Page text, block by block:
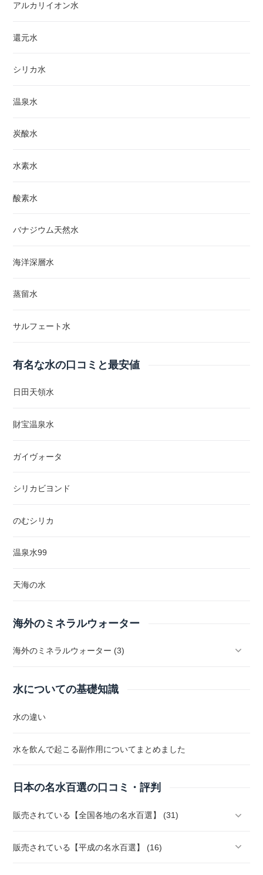
アルカリイオン水
還元水
シリカ水
温泉水
炭酸水
水素水
酸素水
バナジウム天然水
海洋深層水
蒸留水
サルフェート水
有名な水の口コミと最安値
日田天領水
財宝温泉水
ガイヴォータ
シリカビヨンド
のむシリカ
温泉水99
天海の水
海外のミネラルウォーター
海外のミネラルウォーター (3)
水についての基礎知識
水の違い
水を飲んで起こる副作用についてまとめました
日本の名水百選の口コミ・評判
販売されている【全国各地の名水百選】 (31)
販売されている【平成の名水百選】 (16)